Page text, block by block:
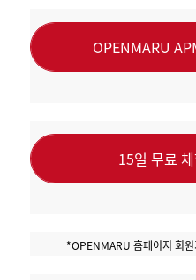
OPENMARU
15일 무료
*OPENMARU 홈페이지 회